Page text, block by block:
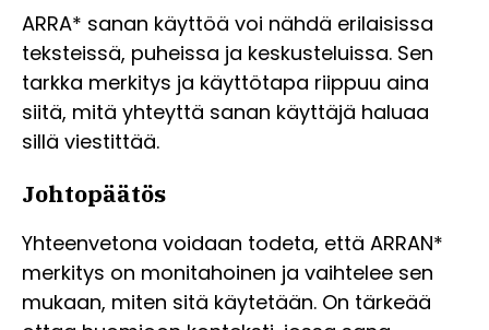
ARRA* sanan käyttöä voi nähdä erilaisissa
teksteissä, puheissa ja keskusteluissa. Sen
tarkka merkitys ja käyttötapa riippuu aina
siitä, mitä yhteyttä sanan käyttäjä haluaa
sillä viestittää.
Johtopäätös
Yhteenvetona voidaan todeta, että ARRAN*
merkitys on monitahoinen ja vaihtelee sen
mukaan, miten sitä käytetään. On tärkeää